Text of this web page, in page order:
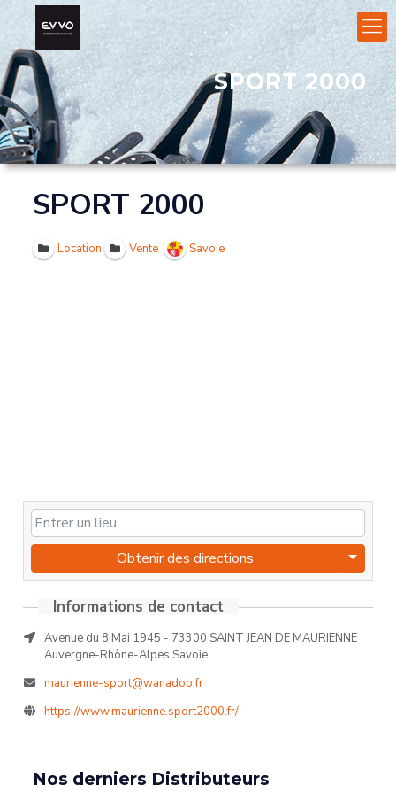
SPORT 2000
SPORT 2000
Location Vente Savoie
Obtenir des directions
Informations de contact
Avenue du 8 Mai 1945 - 73300 SAINT JEAN DE MAURIENNE
Auvergne-Rhône-Alpes Savoie
maurienne-sport@wanadoo.fr
https://www.maurienne.sport2000.fr/
Nos derniers Distributeurs